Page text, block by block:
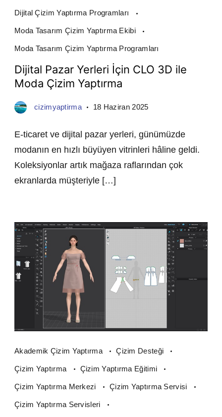
Dijital Çizim Yaptırma Programları
Moda Tasarım Çizim Yaptırma Ekibi
Moda Tasarım Çizim Yaptırma Programları
Dijital Pazar Yerleri İçin CLO 3D ile
Moda Çizim Yaptırma
cizimyaptirma 18 Haziran 2025
E-ticaret ve dijital pazar yerleri, günümüzde
modanın en hızlı büyüyen vitrinleri hâline geldi.
Koleksiyonlar artık mağaza raflarından çok
ekranlarda müşteriyle […]
Akademik Çizim Yaptırma Çizim Desteği
Çizim Yaptırma Çizim Yaptırma Eğitimi
Çizim Yaptırma Merkezi Çizim Yaptırma Servisi
Çizim Yaptırma Servisleri